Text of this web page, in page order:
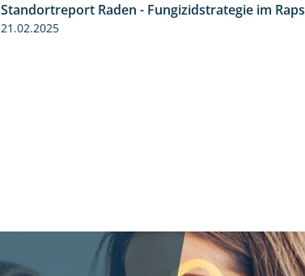
Standortreport Raden - Fungizidstrategie im Raps
21.02.2025